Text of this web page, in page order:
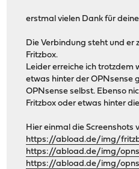
erstmal vielen Dank für
Die Verbindung steht und er
Fritzbox.
Leider erreiche ich trotzdem
etwas hinter der OPNsense
OPNsense selbst. Ebenso
Fritzbox oder etwas hinter
Hier einmal die Screenshots
https://abload.de/img/
https://abload.de/img/
https://abload.de/img/